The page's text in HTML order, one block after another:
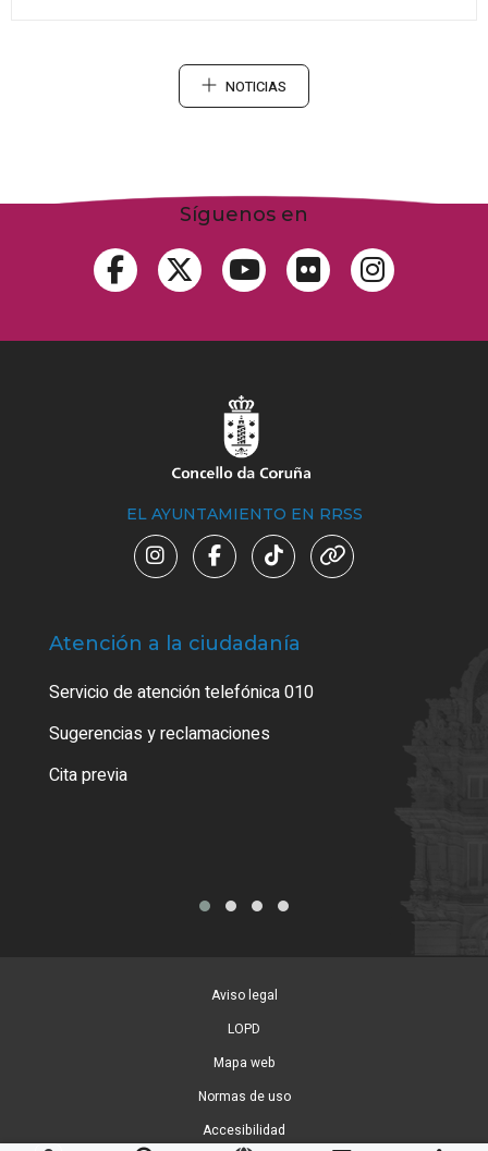
NOTICIAS
Síguenos en
EL AYUNTAMIENTO EN RRSS
Atención a la ciudadanía
Servicio de atención telefónica 010
Sugerencias y reclamaciones
Cita previa
Aviso legal
LOPD
Mapa web
Normas de uso
Accesibilidad